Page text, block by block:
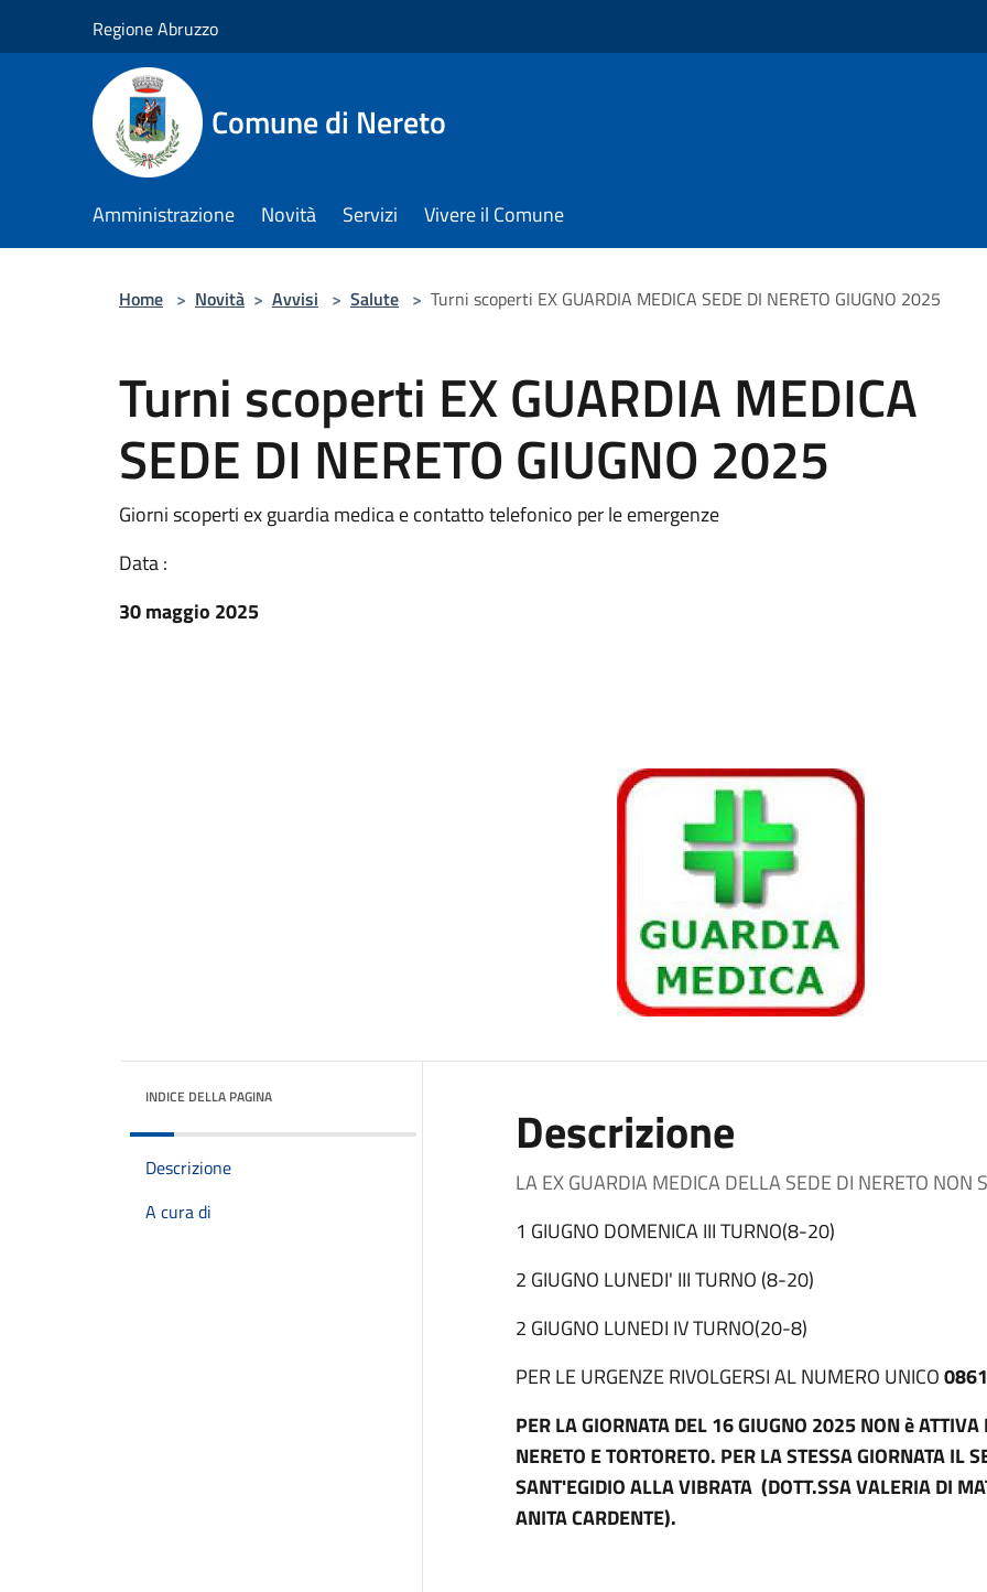
Regione Abruzzo
Comune di Nereto
Amministrazione Novità Servizi Vivere il Comune
Home > Novità > Avvisi > Salute > Turni scoperti EX GUARDIA MEDICA SEDE DI NERETO GIUGNO 2025
Turni scoperti EX GUARDIA MEDICA
SEDE DI NERETO GIUGNO 2025
Giorni scoperti ex guardia medica e contatto telefonico per le emergenze
Data :
30 maggio 2025
INDICE DELLA PAGINA
Descrizione
A cura di
Descrizione
LA EX GUARDIA MEDICA DELLA SEDE DI NERETO NON
1 GIUGNO DOMENICA III TURNO(8-20)
2 GIUGNO LUNEDI' III TURNO (8-20)
2 GIUGNO LUNEDI IV TURNO(20-8)
PER LE URGENZE RIVOLGERSI AL NUMERO UNICO
PER LA GIORNATA DEL 16 GIUGNO 2025 NON è
NERETO E TORTORETO. PER LA STESSA GIORNATA IL
SANT'EGIDIO ALLA VIBRATA (DOTT.SSA VALERIA DI
ANITA CARDENTE).